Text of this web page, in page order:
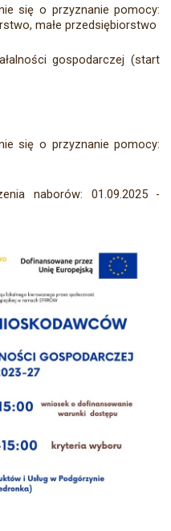
się o przyznanie pomocy:
małe przedsiębiorstwo
gospodarczej (start
się o przyznanie pomocy:
naborów: 01.09.2025 -